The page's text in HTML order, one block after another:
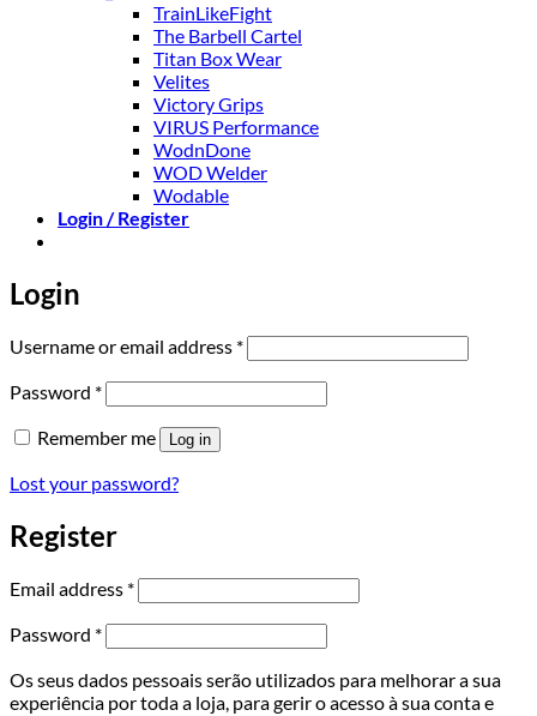
TrainLikeFight
The Barbell Cartel
Titan Box Wear
Velites
Victory Grips
VIRUS Performance
WodnDone
WOD Welder
Wodable
Login / Register
Login
Username or email address *Required
Password *Required
Remember me Log in
Lost your password?
Register
Email address *Required
Password *Required
Os seus dados pessoais serão utilizados para melhorar a sua
experiência por toda a loja, para gerir o acesso à sua conta e